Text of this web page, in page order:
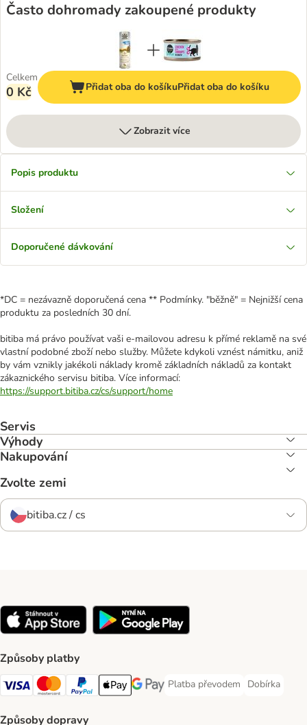
Často dohromady zakoupené produkty
Celkem
0 Kč Přidat oba do košíkuPřidat oba do košíku
Zobrazit více
Popis produktu
Složení
Doporučené dávkování
*DC = nezávazně doporučená cena ** Podmínky. "běžně" = Nejnižší cena
produktu za posledních 30 dní.
bitiba má právo používat vaši e-mailovou adresu k přímé reklamě na své
vlastní podobné zboží nebo služby. Můžete kdykoli vznést námitku, aniž
by vám vznikly jakékoli náklady kromě základních nákladů za kontakt
zákaznického servisu bitiba. Více informací:
https://support.bitiba.cz/cs/support/home
Servis
Výhody
Nakupování
Zvolte zemi
bitiba.cz / cs
Způsoby platby
Visa Payment Method
mastercard Payment Method
PayPal Payment Method
Apple pay Payment Method
Google Pay Payment Method
Platba převodem
Platba převodem Payment
Dobírka
Dobírka
Způsoby dopravy